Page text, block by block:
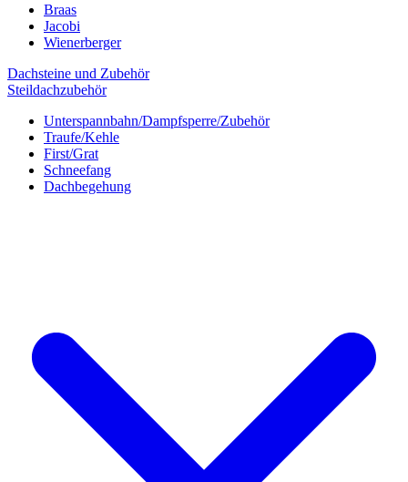
Braas
Jacobi
Wienerberger
Dachsteine und Zubehör
Steildachzubehör
Unterspannbahn/Dampfsperre/Zubehör
Traufe/Kehle
First/Grat
Schneefang
Dachbegehung